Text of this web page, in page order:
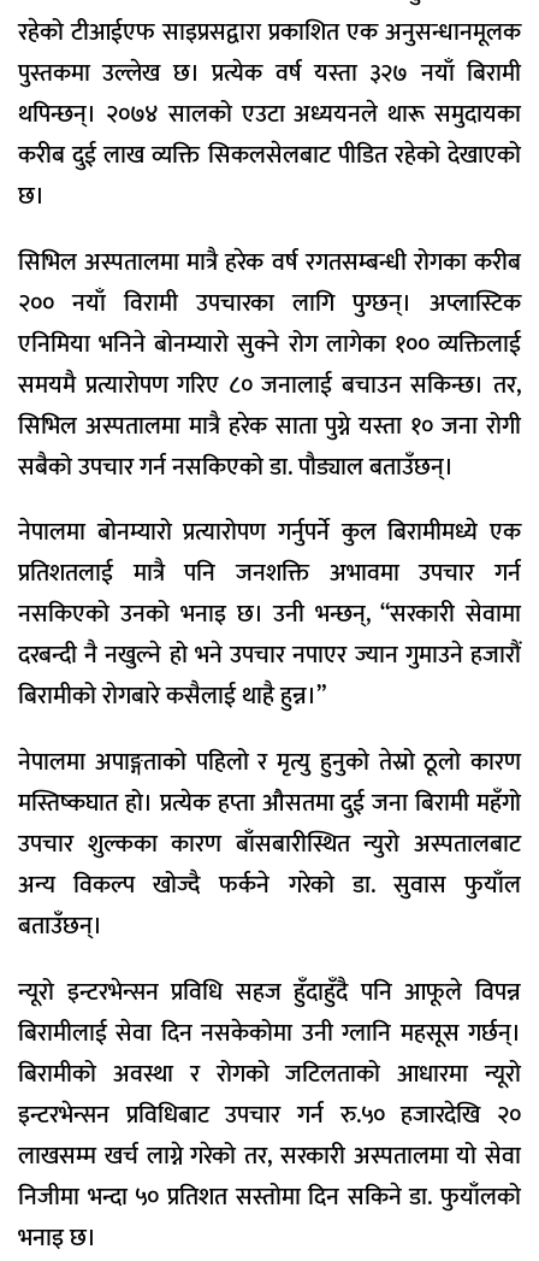
रहेको टीआईएफ साइप्रसद्वारा प्रकाशित एक अनुसन्धानमूलक
पुस्तकमा उल्लेख छ। प्रत्येक वर्ष यस्ता ३२७ नयाँ बिरामी
थपिन्छन्। २०७४ सालको एउटा अध्ययनले थारू समुदायका
करीब दुई लाख व्यक्ति सिकलसेलबाट पीडित रहेको देखाएको
छ।
सिभिल अस्पतालमा मात्रै हरेक वर्ष रगतसम्बन्धी रोगका करीब
२०० नयाँ विरामी उपचारका लागि पुग्छन्। अप्लास्टिक
एनिमिया भनिने बोनम्यारो सुक्ने रोग लागेका १०० व्यक्तिलाई
समयमै प्रत्यारोपण गरिए ८० जनालाई बचाउन सकिन्छ। तर,
सिभिल अस्पतालमा मात्रै हरेक साता पुग्ने यस्ता १० जना रोगी
सबैको उपचार गर्न नसकिएको डा. पौड्याल बताउँछन्।
नेपालमा बोनम्यारो प्रत्यारोपण गर्नुपर्ने कुल बिरामीमध्ये एक
प्रतिशतलाई मात्रै पनि जनशक्ति अभावमा उपचार गर्न
नसकिएको उनको भनाइ छ। उनी भन्छन्, “सरकारी सेवामा
दरबन्दी नै नखुल्ने हो भने उपचार नपाएर ज्यान गुमाउने हजारौं
बिरामीको रोगबारे कसैलाई थाहै हुन्न।”
नेपालमा अपाङ्गताको पहिलो र मृत्यु हुनुको तेस्रो ठूलो कारण
मस्तिष्कघात हो। प्रत्येक हप्ता औसतमा दुई जना बिरामी महँगो
उपचार शुल्कका कारण बाँसबारीस्थित न्युरो अस्पतालबाट
अन्य विकल्प खोज्दै फर्कने गरेको डा. सुवास फुयाँल
बताउँछन्।
न्यूरो इन्टरभेन्सन प्रविधि सहज हुँदाहुँदै पनि आफूले विपन्न
बिरामीलाई सेवा दिन नसकेकोमा उनी ग्लानि महसूस गर्छन्।
बिरामीको अवस्था र रोगको जटिलताको आधारमा न्यूरो
इन्टरभेन्सन प्रविधिबाट उपचार गर्न रु.५० हजारदेखि २०
लाखसम्म खर्च लाग्ने गरेको तर, सरकारी अस्पतालमा यो सेवा
निजीमा भन्दा ५० प्रतिशत सस्तोमा दिन सकिने डा. फुयाँलको
भनाइ छ।